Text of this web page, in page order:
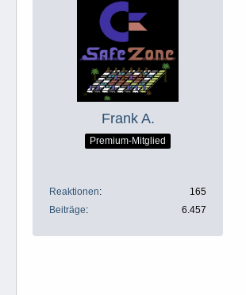
Frank A.
Premium-Mitglied
Reaktionen
165
Beiträge
6.457